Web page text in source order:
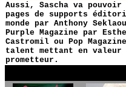
Aussi, Sascha va
pages de supports
monde par Anthony
Purple Magazine par
Castromil ou Pop
talent mettant en valeur
prometteur.